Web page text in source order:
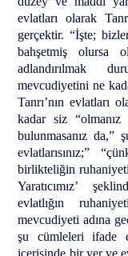
evlatları olarak
gerçektir. “İşte;
bahşetmiş olursa
adlandırılmak
mevcudiyetini ne
Tanrı’nın evlatları
kadar siz
bulunmasanız da,”
evlatlarısınız;”
birlikteliğin
Yaratıcımız’
evlatlığın
mevcudiyeti adına
şu cümleleri ifade